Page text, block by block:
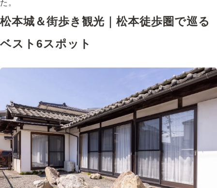
た。
松本城＆街歩き観光｜松本徒歩圏で巡る
ベスト6スポット